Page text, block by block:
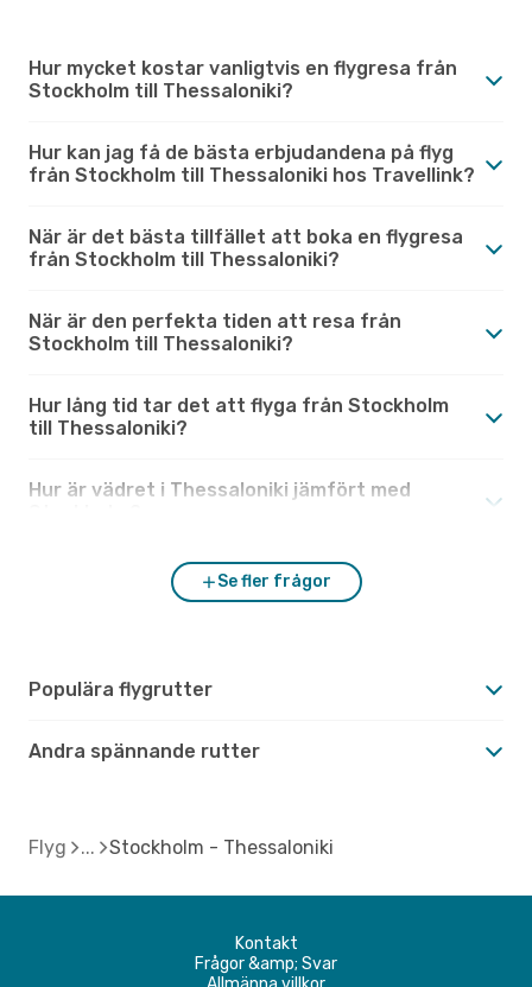
Hur mycket kostar vanligtvis en flygresa från
Stockholm till Thessaloniki?
Hur kan jag få de bästa erbjudandena på flyg
från Stockholm till Thessaloniki hos Travellink?
När är det bästa tillfället att boka en flygresa
från Stockholm till Thessaloniki?
När är den perfekta tiden att resa från
Stockholm till Thessaloniki?
Hur lång tid tar det att flyga från Stockholm
till Thessaloniki?
Hur är vädret i Thessaloniki jämfört med
Se fler frågor
Populära flygrutter
Andra spännande rutter
Flyg Stockholm - Thessaloniki
Kontakt
Frågor &amp; Svar